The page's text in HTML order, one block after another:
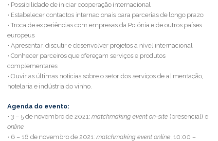
• Possibilidade de iniciar cooperação internacional
• Estabelecer contactos internacionais para parcerias de longo prazo
• Troca de experiências com empresas da Polónia e de outros países
europeus
• Apresentar, discutir e desenvolver projetos a nível internacional
• Conhecer parceiros que ofereçam serviços e produtos
complementares
• Ouvir as últimas notícias sobre o setor dos serviços de alimentação,
hotelaria e indústria do vinho.
Agenda do evento:
• 3 – 5 de novembro de 2021: matchmaking event on-site (presencial) e
online
• 6 – 16 de novembro de 2021: matchmaking event online , 10:00 –